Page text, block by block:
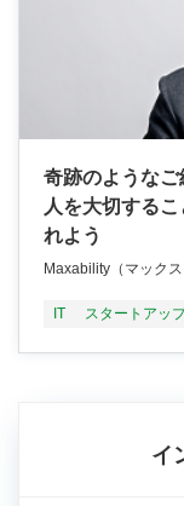
奇跡のような
人を大切する
れよう
Maxability（マック
IT スタートアッ
イ